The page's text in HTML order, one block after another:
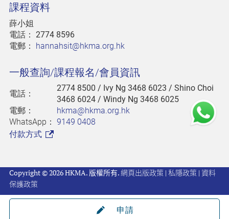
申請
課程資料
薛小姐
電話： 2774 8596
電郵： hannahsit@hkma.org.hk
一般查詢/課程報名/會員資訊
電話：
2774 8500 / Ivy Ng 3468 6023 / Shino Choi
3468 6024 / Windy Ng 3468 6025
電郵：
hkma@hkma.org.hk
WhatsApp： 9149 0408
付款方式
Copyright © 2026 HKMA. 版權所有.網頁出版政策 | 私隱政策 | 資料
保護政策